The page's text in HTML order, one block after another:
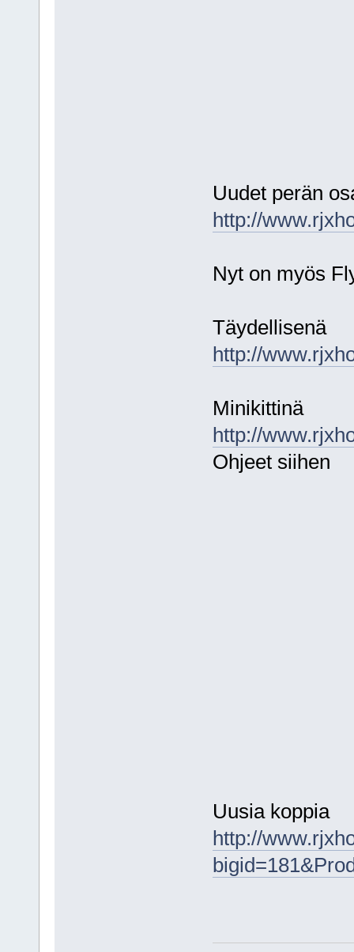
Uudet perän
http://
Nyt on myös
Täydellisenä
http://
Minikittinä
http://
Ohjeet siihen
Uusia koppia
http://